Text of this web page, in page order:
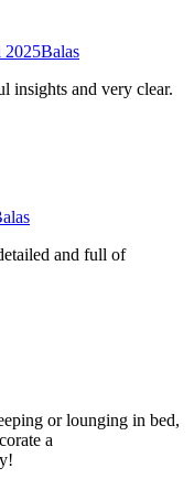
2025Balas
insights and very clear.
and full of
or lounging in bed,
a